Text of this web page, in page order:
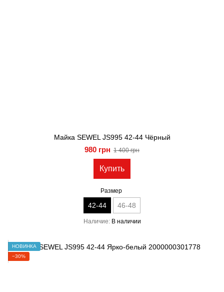
Майка SEWEL JS995 42-44 Чёрный
980 грн 1 400 грн
Купить
Размер
42-44 46-48
Наличие В наличии
НОВИНКА
−30%